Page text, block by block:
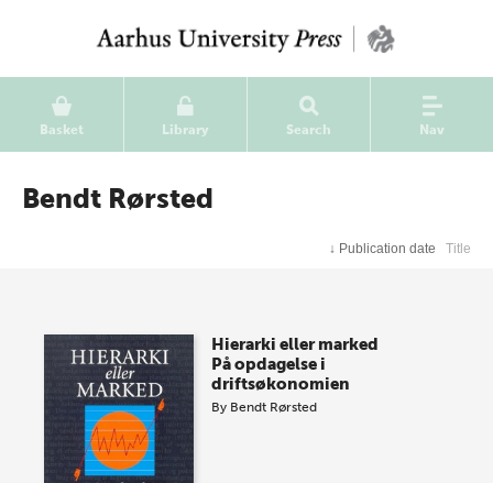
Basket Library Search Nav
Bendt Rørsted
↓ Publication date Title
Hierarki eller marked
På opdagelse i
driftsøkonomien
By Bendt Rørsted